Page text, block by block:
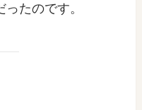
たのです。